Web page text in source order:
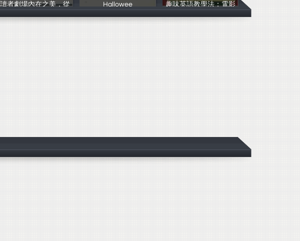
讀者劇場內在之美，從
黃斌峰
Hallowee
黃斌峰
趣味英語教學法：電影
黃斌峰